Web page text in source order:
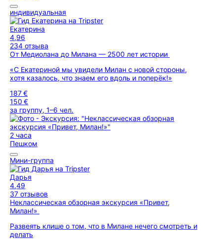
индивидуальная
Екатерина
4,96
234 отзыва
От Медиолана до Милана — 2500 лет истории
«С Екатериной мы увидели Милан с новой стороны,
хотя казалось, что знаем его вдоль и поперёк!»
187 €
150 €
за группу, 1–6 чел.
2 часа
Пешком
Мини-группа
Дарья
4,49
37 отзывов
Неклассическая обзорная экскурсия «Привет,
Милан!»
Развеять клише о том, что в Милане нечего смотреть и
делать